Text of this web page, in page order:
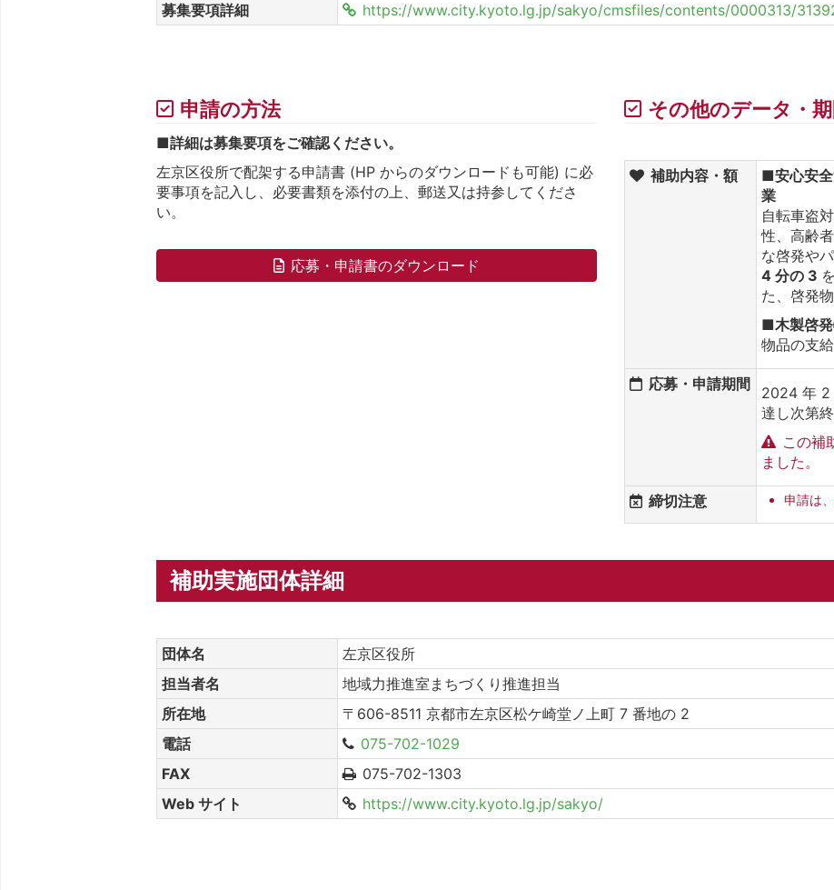
募集要項詳細 https://www.city.kyoto.lg.jp/sakyo/cmsfiles/contents/0000313/
申請の方法
■詳細は募集要項をご確認ください。
左京区役所で配架する申請書 (HP からのダウンロードも可能) に必
要事項を記入し、必要書類を添付の上、郵送又は持参してくださ
い。
応募・申請書のダウンロード
その他のデータ・
補助内容・額
■安心安全
業
自転車盗
性、高齢
な啓発や
4 分の 3
た、啓発
■木製啓
物品の支
応募・申請期間
2024 年 2
達し次第
この補
ました。
締切注意 申請は
補助実施団体詳細
団体名
左京区役所
担当者名
地域力推進室まちづくり推進担当
所在地
〒606-8511 京都市左京区松ケ崎堂ノ上町 7 番地の 2
電話
075-702-1029
FAX
075-702-1303
Web サイト
https://www.city.kyoto.lg.jp/sakyo/